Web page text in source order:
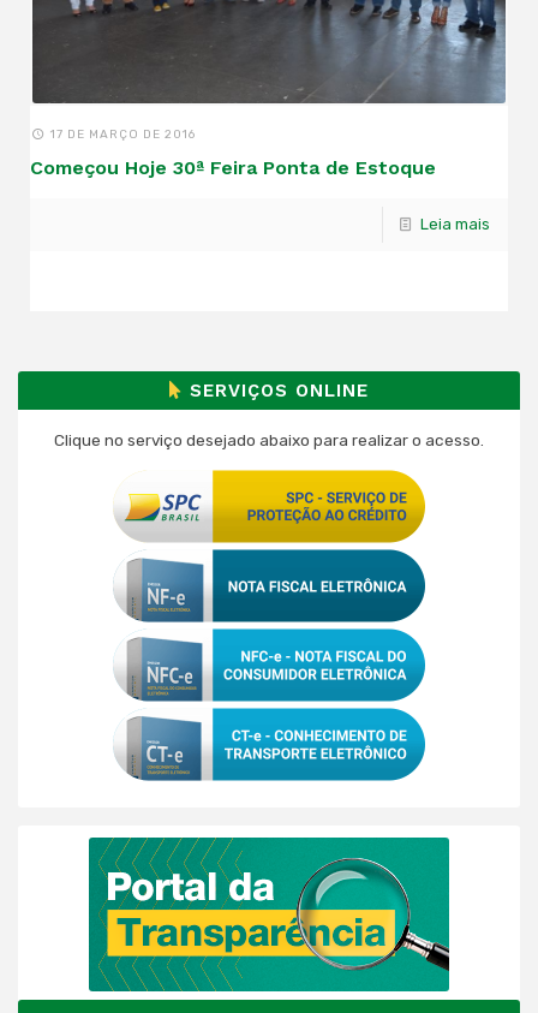
17 DE MARÇO DE 2016
Começou Hoje 30ª Feira Ponta de Estoque
Leia mais
SERVIÇOS ONLINE
Clique no serviço desejado abaixo para realizar o acesso.